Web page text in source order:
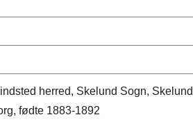
herred, Skelund Sogn,
fødte 1883-1892